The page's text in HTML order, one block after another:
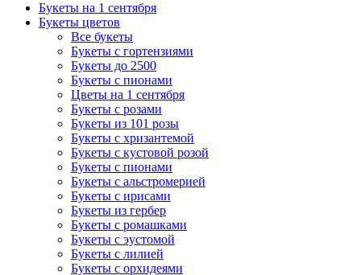
Букеты на 1 сентября
Букеты цветов
Все букеты
Букеты с гортензиями
Букеты до 2500
Букеты с пионами
Цветы на 1 сентября
Букеты с розами
Букеты из 101 розы
Букеты с хризантемой
Букеты с кустовой розой
Букеты с пионами
Букеты с альстромерией
Букеты с ирисами
Букеты из гербер
Букеты с ромашками
Букеты с эустомой
Букеты с лилией
Букеты с орхидеями